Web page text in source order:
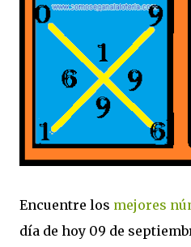
Encuentre los mejores
día de hoy 09 de